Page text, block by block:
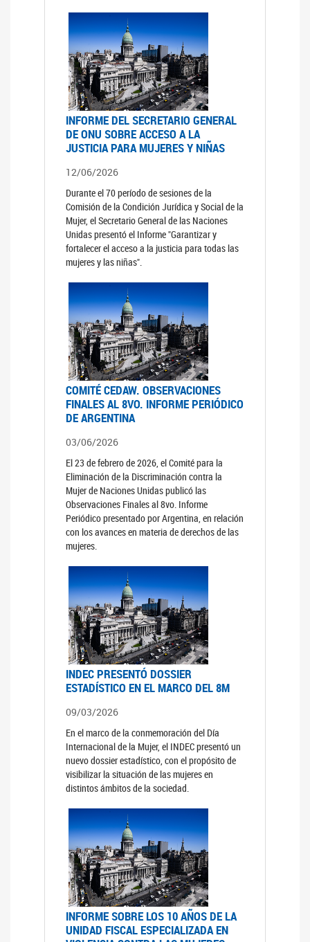
INFORME DEL SECRETARIO GENERAL
DE ONU SOBRE ACCESO A LA
JUSTICIA PARA MUJERES Y NIÑAS
12/06/2026
Durante el 70 período de sesiones de la
Comisión de la Condición Jurídica y Social de la
Mujer, el Secretario General de las Naciones
Unidas presentó el Informe "Garantizar y
fortalecer el acceso a la justicia para todas las
mujeres y las niñas".
COMITÉ CEDAW. OBSERVACIONES
FINALES AL 8VO. INFORME PERIÓDICO
DE ARGENTINA
03/06/2026
El 23 de febrero de 2026, el Comité para la
Eliminación de la Discriminación contra la
Mujer de Naciones Unidas publicó las
Observaciones Finales al 8vo. Informe
Periódico presentado por Argentina, en relación
con los avances en materia de derechos de las
mujeres.
INDEC PRESENTÓ DOSSIER
ESTADÍSTICO EN EL MARCO DEL 8M
09/03/2026
En el marco de la conmemoración del Día
Internacional de la Mujer, el INDEC presentó un
nuevo dossier estadístico, con el propósito de
visibilizar la situación de las mujeres en
distintos ámbitos de la sociedad.
INFORME SOBRE LOS 10 AÑOS DE LA
UNIDAD FISCAL ESPECIALIZADA EN